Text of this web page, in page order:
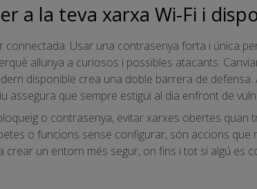
a la teva xarxa Wi-Fi i
connectada. Usar una contrasenya forta i única
allunya a curiosos i possibles atacants.
disponible crea una doble barrera de defensa.
assegura que sempre estigui al dia enfront de
o contrasenya, evitar xarxes obertes quan
o funcions sense configurar, són accions que
crear un entorn més segur, on fins i tot si algú es